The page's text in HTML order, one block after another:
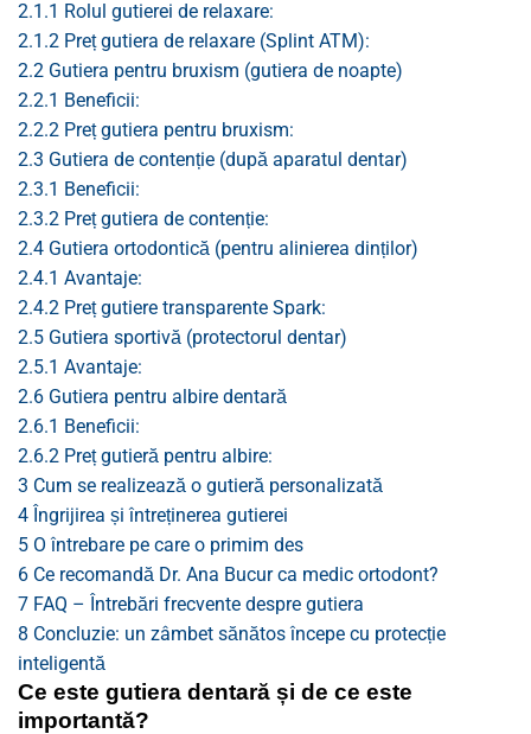
2.1.1 Rolul gutierei de relaxare:
2.1.2 Preț gutiera de relaxare (Splint ATM):
2.2 Gutiera pentru bruxism (gutiera de noapte)
2.2.1 Beneficii:
2.2.2 Preț gutiera pentru bruxism:
2.3 Gutiera de contenție (după aparatul dentar)
2.3.1 Beneficii:
2.3.2 Preț gutiera de contenție:
2.4 Gutiera ortodontică (pentru alinierea dinților)
2.4.1 Avantaje:
2.4.2 Preț gutiere transparente Spark:
2.5 Gutiera sportivă (protectorul dentar)
2.5.1 Avantaje:
2.6 Gutiera pentru albire dentară
2.6.1 Beneficii:
2.6.2 Preț gutieră pentru albire:
3 Cum se realizează o gutieră personalizată
4 Îngrijirea și întreținerea gutierei
5 O întrebare pe care o primim des
6 Ce recomandă Dr. Ana Bucur ca medic ortodont?
7 FAQ – Întrebări frecvente despre gutiera
8 Concluzie: un zâmbet sănătos începe cu protecție
inteligentă
Ce este gutiera dentară și de ce este
importantă?